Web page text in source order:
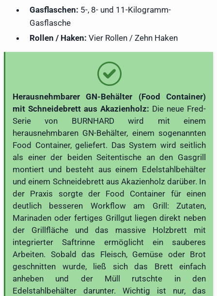
Gasflaschen: 5-, 8- und 11-Kilogramm-
Gasflasche
Rollen / Haken: Vier Rollen / Zehn Haken
Herausnehmbarer GN-Behälter (Food Container)
mit Schneidebrett aus Akazienholz: Die neue Fred-
Serie von BURNHARD wird mit einem
herausnehmbaren GN-Behälter, einem sogenannten
Food Container, geliefert. Das System wird seitlich
als einer der beiden Seitentische an den Gasgrill
montiert und besteht aus einem Edelstahlbehälter
und einem Schneidebrett aus Akazienholz darüber. In
der Praxis sorgte der Food Container für einen
deutlich besseren Workflow am Grill: Zutaten,
Marinaden oder fertiges Grillgut liegen direkt neben
der Grillfläche und das massive Holzbrett mit
integrierter Saftrinne ermöglicht ein sauberes
Arbeiten. Sobald das Fleisch, Gemüse oder Brot
geschnitten wurde, ließ sich das Brett einfach
anheben und der Müll rutschte in den
Edelstahlbehälter darunter. Wichtig ist nur, das